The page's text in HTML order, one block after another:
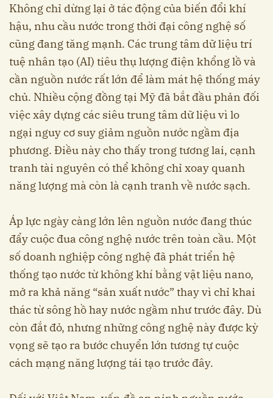
Không chỉ dừng lại ở tác động của biến đổi khí
hậu, nhu cầu nước trong thời đại công nghệ số
cũng đang tăng mạnh. Các trung tâm dữ liệu trí
tuệ nhân tạo (AI) tiêu thụ lượng điện khổng lồ và
cần nguồn nước rất lớn để làm mát hệ thống máy
chủ. Nhiều cộng đồng tại Mỹ đã bắt đầu phản đối
việc xây dựng các siêu trung tâm dữ liệu vì lo
ngại nguy cơ suy giảm nguồn nước ngầm địa
phương. Điều này cho thấy trong tương lai, cạnh
tranh tài nguyên có thể không chỉ xoay quanh
năng lượng mà còn là cạnh tranh về nước sạch.
Áp lực ngày càng lớn lên nguồn nước đang thúc
đẩy cuộc đua công nghệ nước trên toàn cầu. Một
số doanh nghiệp công nghệ đã phát triển hệ
thống tạo nước từ không khí bằng vật liệu nano,
mở ra khả năng “sản xuất nước” thay vì chỉ khai
thác từ sông hồ hay nước ngầm như trước đây. Dù
còn đắt đỏ, nhưng những công nghệ này được kỳ
vọng sẽ tạo ra bước chuyển lớn tương tự cuộc
cách mạng năng lượng tái tạo trước đây.